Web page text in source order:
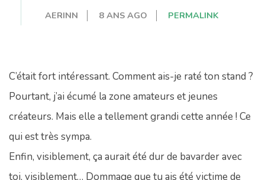
AERINN 8 ANS AGO PERMALINK
C’était fort intéressant. Comment ais-je raté ton stand ?
Pourtant, j’ai écumé la zone amateurs et jeunes
créateurs. Mais elle a tellement grandi cette année ! Ce
qui est très sympa.
Enfin, visiblement, ça aurait été dur de bavarder avec
toi, visiblement… Dommage que tu ais été victime de